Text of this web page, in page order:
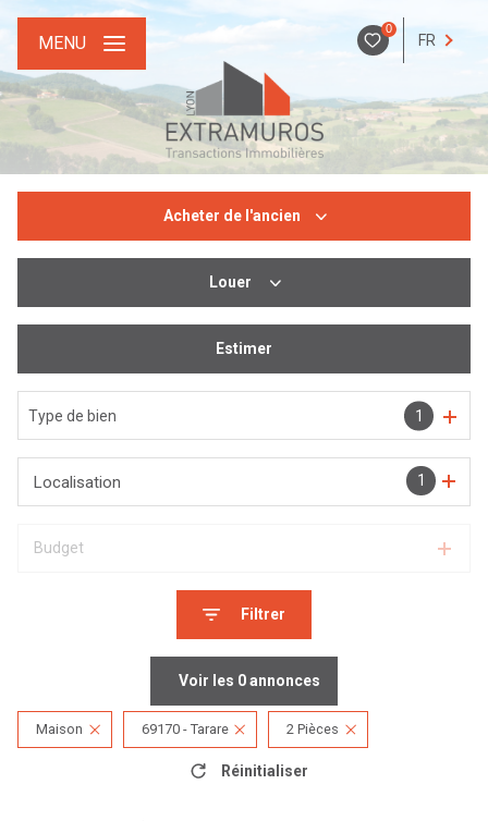
0
FR
MENU
Acheter de l'ancien
De l'immo pro
Louer
Estimer
Type de bien 1
1
Localisation
Budget
Filtrer
Voir les 0annonces
Maison 69170 - Tarare 2 Pièces
Réinitialiser